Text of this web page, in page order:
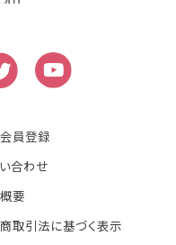
会員が了承した
知
に対し随時必
に表示した時
員登録
合わせ
要
取引法に基づく表示